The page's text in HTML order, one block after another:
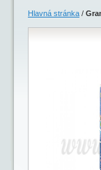
Hlavná stránka /